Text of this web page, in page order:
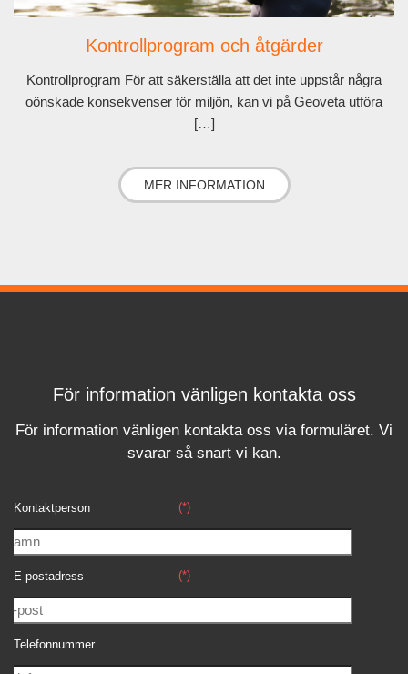
Kontrollprogram och åtgärder
Kontrollprogram För att säkerställa att det inte uppstår några
oönskade konsekvenser för miljön, kan vi på Geoveta utföra
[…]
MER INFORMATION
För information vänligen kontakta oss
För information vänligen kontakta oss via formuläret. Vi
svararså snart vi kan.
Kontaktperson (*)
E-postadress (*)
Telefonnummer